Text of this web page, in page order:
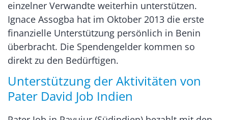
einzelner Verwandte weiterhin unterstützen.
Ignace Assogba hat im Oktober 2013 die erste
finanzielle Unterstützung persönlich in Benin
überbracht. Die Spendengelder kommen so
direkt zu den Bedürftigen.
Unterstützung der Aktivitäten von
Pater David Job Indien